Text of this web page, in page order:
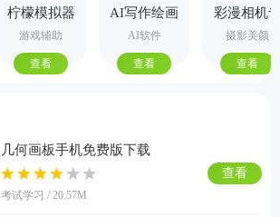
柠檬模拟器
手机版
游戏辅助
查看
AI写作绘画
视频PPT助
手
AI软件
查看
彩漫相机
业版
摄影美颜
查看
几何画板手机免费版下载
考试学习 / 20.57M
查看